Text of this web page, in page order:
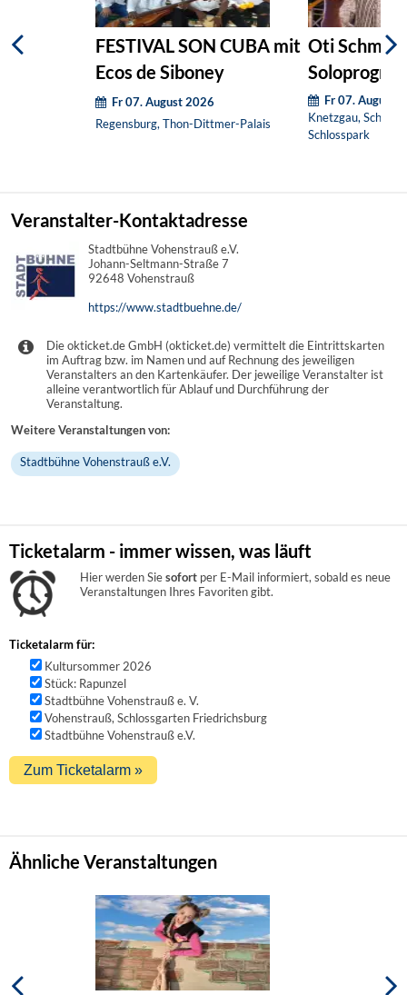
FESTIVAL SON CUBA mit
Ecos de Siboney
Fr 07. August 2026
Regensburg, Thon-Dittmer-Palais
Oti
und ventil
Fr 07. August
Knetzgau,
Schlosspark
Veranstalter-Kontaktadresse
Stadtbühne Vohenstrauß e.V.
Johann-Seltmann-Straße 7
92648 Vohenstrauß
https://www.stadtbuehne.de/
Die okticket.de GmbH (okticket.de) vermittelt die Eintrittskarten
im Auftrag bzw. im Namen und auf Rechnung des jeweiligen
Veranstalters an den Kartenkäufer. Der jeweilige Veranstalter ist
alleine verantwortlich für Ablauf und Durchführung der
Veranstaltung.
Weitere Veranstaltungen von:
Stadtbühne Vohenstrauß e.V.
Ticketalarm - immer wissen, was läuft
Hier werden Siesofort per E-Mail informiert, sobald es neue
Veranstaltungen Ihres Favoriten gibt.
Ticketalarm für:
Kultursommer 2026
Stück: Rapunzel
Stadtbühne Vohenstrauß e. V.
Vohenstrauß, Schlossgarten Friedrichsburg
Stadtbühne Vohenstrauß e.V.
Ähnliche Veranstaltungen